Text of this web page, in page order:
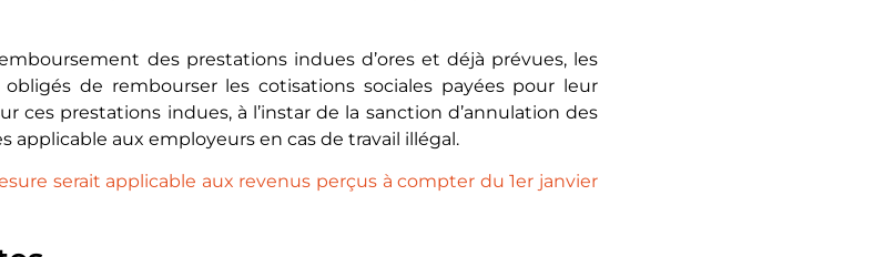
des prestations indues d’ores et déjà prévues, les
de rembourser les cotisations sociales payées pour leur
ces prestations indues, à l’instar de la sanction d’annulation des
applicable aux employeurs en cas de travail illégal.
serait applicable aux revenus perçus à compter du 1er janvier